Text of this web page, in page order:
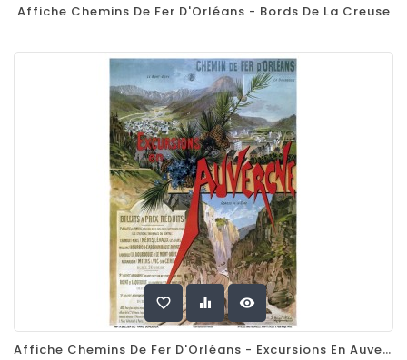
Affiche Chemins De Fer D'Orléans - Bords De La Creuse
favorite_border equalizer visibility
Affiche Chemins De Fer D'Orléans - Excursions En Auvergne